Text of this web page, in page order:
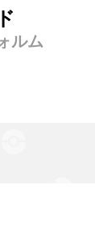
ルム